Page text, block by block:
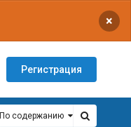
×
Регистрация
По содержанию